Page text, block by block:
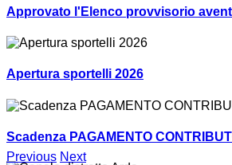
Approvato l'Elenco provvisorio
Apertura sportelli 2026
Scadenza PAGAMENTO
Previous Next